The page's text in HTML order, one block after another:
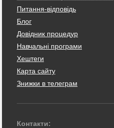
Питання-відповідь
Блог
Довідник процедур
Навчальні програми
Хештеги
Карта сайту
Знижки в телеграм
Контакти: